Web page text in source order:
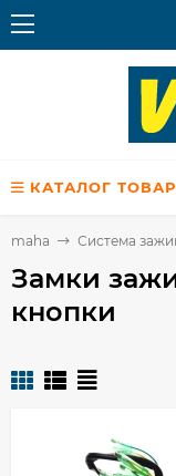
КАТАЛОГ
Система
Замки
кнопки